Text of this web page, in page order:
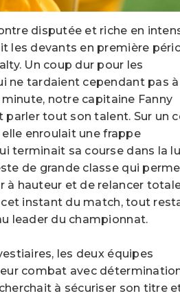
disputée et riche en
les devants en première
Un coup dur pour les
ne tardaient cependant pas à
minute, notre capitaine Fanny
parler tout son talent. Sur un
enroulait une frappe
terminait sa course dans la
de grande classe qui
à hauteur et de relancer
cet instant du match, tout
leader du championnat.
les deux équipes
combat avec
à sécuriser son titre